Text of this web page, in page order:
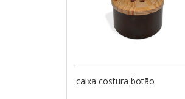
caixa costura botão